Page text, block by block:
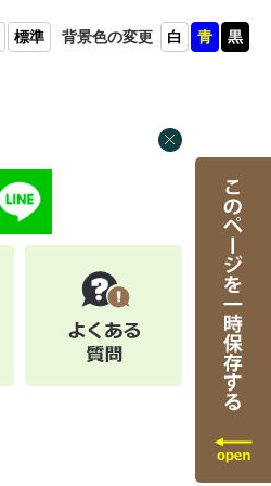
標準 背景色の変更 白 青 黒